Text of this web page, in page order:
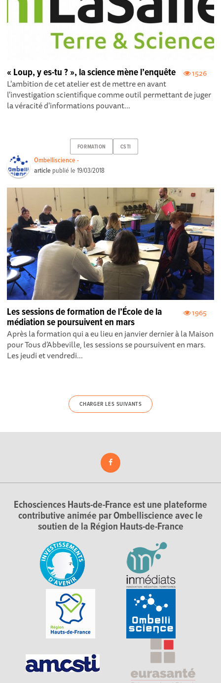
1526
« Loup, y es-tu ? », la science mène l’enquête
L'ambition de cet atelier est de mettre en avant
l'investigation scientifique comme outil permettant de juger
la véracité d'informations pouvant...
FORMATION CSTI
Ombelliscience -
article publié le19/03/2018
1965
Les sessions de formation de l’École de la
médiation se poursuivent en mars
Après la formation qui a eu lieu en janvier dernier à la Maison
pour Tous d’Abbeville, les sessions se poursuivent en mars.
Les jeudi et vendredi...
CHARGER LES SUIVANTS
Echosciences Hauts-de-France est une plateforme
contributive animée par Ombelliscience avec le
soutien de la Région Hauts-de-France